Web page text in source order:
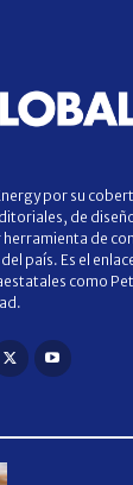
por su
de
de
país. Es el
como